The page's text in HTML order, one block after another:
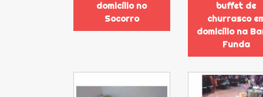
domicílio no
Socorro
buffet de
churrasco
domicílio na
Funda